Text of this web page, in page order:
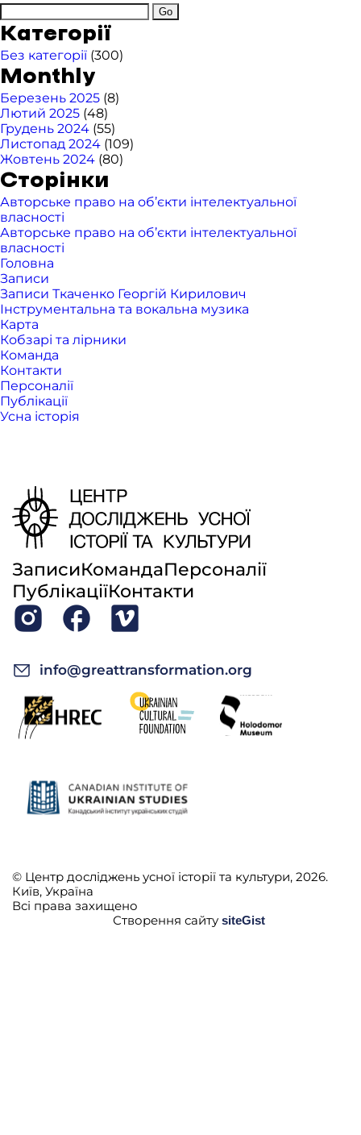
Категорії
Без категорії (300)
Monthly
Березень 2025 (8)
Лютий 2025 (48)
Грудень 2024 (55)
Листопад 2024 (109)
Жовтень 2024 (80)
Сторінки
Авторське право на об’єкти інтелектуальної
власності
Авторське право на об’єкти інтелектуальної
власності
Головна
Записи
Записи Ткаченко Георгій Кирилович
Інструментальна та вокальна музика
Карта
Кобзарі та лірники
Команда
Контакти
Персоналії
Публікації
Усна історія
ЗаписиКомандаПерсоналії
ПублікаціїКонтакти
info@greattransformation.org
© Центр досліджень усної історії та культури, 2026.
Київ, Україна
Всі права захищено
Створення сайту siteGist